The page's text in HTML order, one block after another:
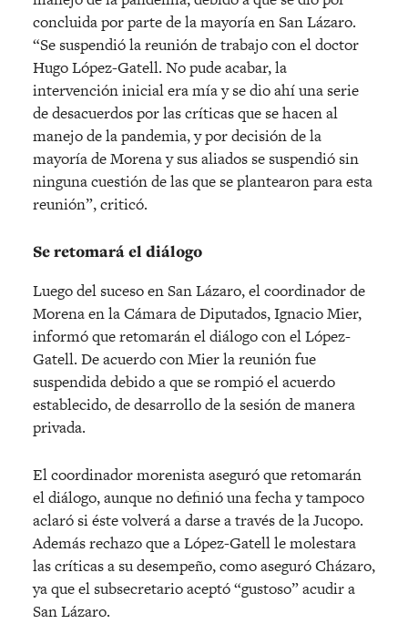
concluida por parte de la mayoría en San Lázaro.
“Se suspendió la reunión de trabajo con el doctor
Hugo López-Gatell. No pude acabar, la
intervención inicial era mía y se dio ahí una serie
de desacuerdos por las críticas que se hacen al
manejo de la pandemia, y por decisión de la
mayoría de Morena y sus aliados se suspendió sin
ninguna cuestión de las que se plantearon para esta
reunión”, criticó.
Se retomará el diálogo
Luego del suceso en San Lázaro, el coordinador de
Morena en la Cámara de Diputados, Ignacio Mier,
informó que retomarán el diálogo con el López-
Gatell. De acuerdo con Mier la reunión fue
suspendida debido a que se rompió el acuerdo
establecido, de desarrollo de la sesión de manera
privada.
El coordinador morenista aseguró que retomarán
el diálogo, aunque no definió una fecha y tampoco
aclaró si éste volverá a darse a través de la Jucopo.
Además rechazo que a López-Gatell le molestara
las críticas a su desempeño, como aseguró Cházaro,
ya que el subsecretario aceptó “gustoso” acudir a
San Lázaro.